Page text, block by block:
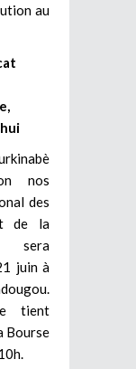
au
nos
des
de la
sera
juin à
tient
Bourse